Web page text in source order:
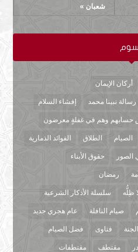
شعبان »
أركان الإيمان
رسالة نبينا محمد إفشاء السلام
حسابهم وهم في غفلةٍ معرضون
الصيام الطلاق الفوائد الذمارية
الصور حقوق الأبناء
رمضان
ظِلُّه سلسلة الأذكار الشرعية
صيام النافلة عام هجري جديد
فتاوى فضل الصيام
مقتطف مقتطفات